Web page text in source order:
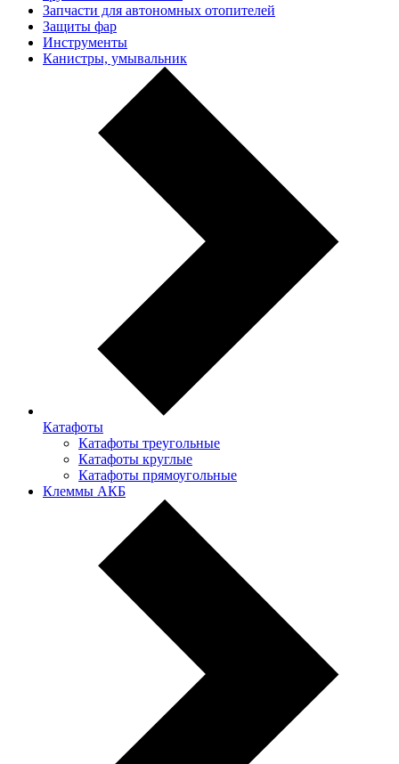
Запчасти для автономных отопителей
Защиты фар
Инструменты
Канистры, умывальник
Катафоты
Катафоты треугольные
Катафоты круглые
Катафоты прямоугольные
Клеммы АКБ